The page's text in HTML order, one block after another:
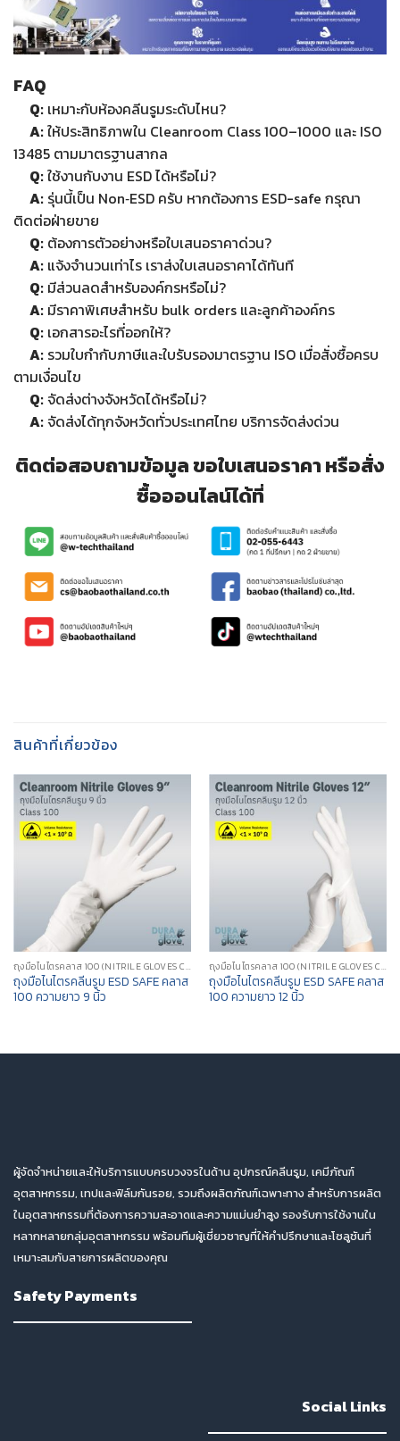
FAQ
Q: เหมาะกับห้องคลีนรูมระดับไหน?
A:ให้ประสิทธิภาพใน Cleanroom Class 100–1000 และ ISO
13485 ตามมาตรฐานสากล
Q:ใช้งานกับงาน ESD ได้หรือไม่?
A: รุ่นนี้เป็น Non‑ESD ครับ หากต้องการ ESD-safe กรุณา
ติดต่อฝ่ายขาย
Q: ต้องการตัวอย่างหรือใบเสนอราคาด่วน?
A: แจ้งจำนวนเท่าไร เราส่งใบเสนอราคาได้ทันที
Q: มีส่วนลดสำหรับองค์กรหรือไม่?
A: มีราคาพิเศษสำหรับ bulk orders และลูกค้าองค์กร
Q: เอกสารอะไรที่ออกให้?
A: รวมใบกำกับภาษีและใบรับรองมาตรฐาน ISO เมื่อสั่งซื้อครบ
ตามเงื่อนไข
Q:จัดส่งต่างจังหวัดได้หรือไม่?
A:จัดส่งได้ทุกจังหวัดทั่วประเทศไทย บริการจัดส่งด่วน
ติดต่อสอบถามข้อมูล ขอใบเสนอราคา หรือสั่ง
ซื้อออนไลน์ได้ที่
สินค้าที่เกี่ยวข้อง
ถุงมือไนไตรคลาส 100 (NITRILE GLOVES CLASS 100)
ถุงมือไนไตรคลีนรูม ESD SAFE คลาส
100 ความยาว 9 นิ้ว
ถุงมือไนไตรคลาส 100 (NITRILE GLOVES CLASS 100)
ถุงมือไนไตรคลีนรูม ESD SAFE คลาส
100 ความยาว 12 นิ้ว
ผู้จัดจำหน่ายและให้บริการแบบครบวงจรในด้าน อุปกรณ์คลีนรูม, เคมีภัณฑ์
อุตสาหกรรม, เทปและฟิล์มกันรอย, รวมถึงผลิตภัณฑ์เฉพาะทาง สำหรับการผลิต
ในอุตสาหกรรมที่ต้องการความสะอาดและความแม่นยำสูง รองรับการใช้งานใน
หลากหลายกลุ่มอุตสาหกรรม พร้อมทีมผู้เชี่ยวชาญที่ให้คำปรึกษาและโซลูชันที่
เหมาะสมกับสายการผลิตของคุณ
Safety Payments
Social Links